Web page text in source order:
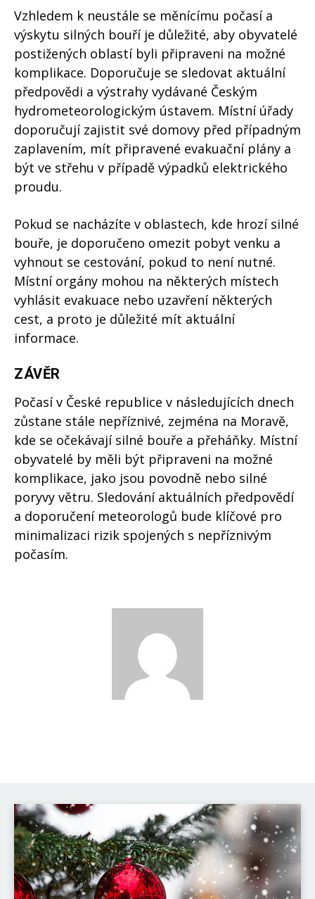
Vzhledem k neustále se měnícímu počasí a
výskytu silných bouří je důležité, aby obyvatelé
postižených oblastí byli připraveni na možné
komplikace. Doporučuje se sledovat aktuální
předpovědi a výstrahy vydávané Českým
hydrometeorologickým ústavem. Místní úřady
doporučují zajistit své domovy před případným
zaplavením, mít připravené evakuační plány a
být ve střehu v případě výpadků elektrického
proudu.
Pokud se nacházíte v oblastech, kde hrozí silné
bouře, je doporučeno omezit pobyt venku a
vyhnout se cestování, pokud to není nutné.
Místní orgány mohou na některých místech
vyhlásit evakuace nebo uzavření některých
cest, a proto je důležité mít aktuální
informace.
ZÁVĚR
Počasí v České republice v následujících dnech
zůstane stále nepříznivé, zejména na Moravě,
kde se očekávají silné bouře a přeháňky. Místní
obyvatelé by měli být připraveni na možné
komplikace, jako jsou povodně nebo silné
poryvy větru. Sledování aktuálních předpovědí
a doporučení meteorologů bude klíčové pro
minimalizaci rizik spojených s nepříznivým
počasím.